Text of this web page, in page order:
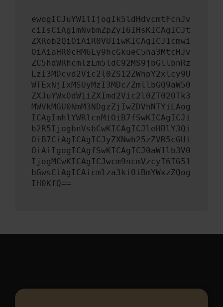
ewogICJuYW1lIjogIk5ldHdvcmtFcnJv
ciIsCiAgImNvbmZpZyI6IHsKICAgICJt
ZXRob2QiOiAiR0VUIiwKICAgICJ1cmwi
OiAiaHR0cHM6Ly9hcGkueC5ha3MtcHJv
ZC5hdWRhcmlzLm5ldC92MS9jbGllbnRz
LzI3MDcvd2Vic2l0ZS12ZWhpY2xlcy9U
WTExNjIxMSUyMzI3MDc/ZmllbGQ9aW50
ZXJuYWxOdW1iZXImd2Vic2l0ZT02OTk3
MWVkMGU0NmM3NDgzZjIwZDVhNTYiLAog
ICAgImhlYWRlcnMiOiB7fSwKICAgICJi
b2R5IjogbnVsbCwKICAgICJleHBlY3Qi
OiB7CiAgICAgICJyZXNwb25zZVR5cGUi
OiAiIgogICAgfSwKICAgICJ0aW1lb3V0
IjogMCwKICAgICJwcm9ncmVzcyI6IG51
bGwsCiAgICAicmlza3kiOiBmYWxzZQog
IH0KfQ==